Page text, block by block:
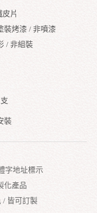
片
裝烤漆 / 非噴漆
/ 非組裝
裝
字地址標示
化產品
/ 皆可訂製